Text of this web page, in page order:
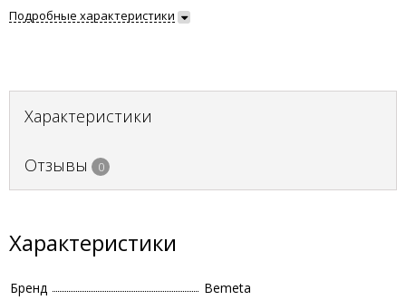
Подробные характеристики
Характеристики
Отзывы 0
Характеристики
Бренд
Bemeta